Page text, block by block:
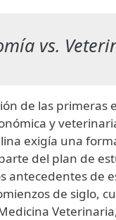
vs.
de las primeras
y
exigía una
del plan de
antecedentes de
de siglo,